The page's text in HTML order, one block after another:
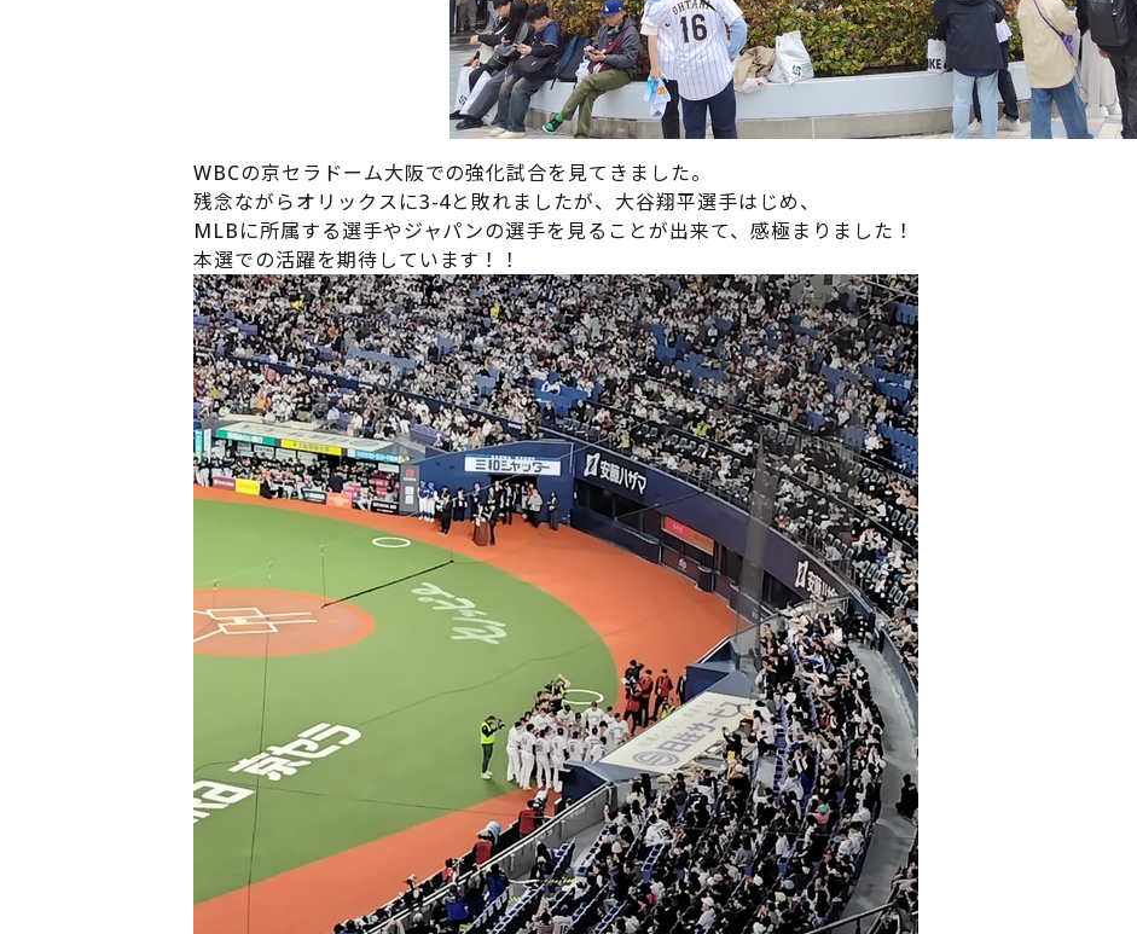
WBCの京セラドーム大阪での強化試合を見てきました。
残念ながらオリックスに3-4と敗れましたが、大谷翔平選手はじめ、
MLBに所属する選手やジャパンの選手を見ることが出来て、感極まりました！
本選での活躍を期待しています！！